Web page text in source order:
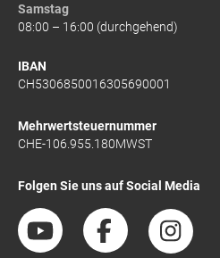
Samstag
08:00 – 16:00 (durchgehend)
IBAN
CH5306850016305690001
Mehrwertsteuernummer
CHE-106.955.180MWST
Folgen Sie uns auf Social Media